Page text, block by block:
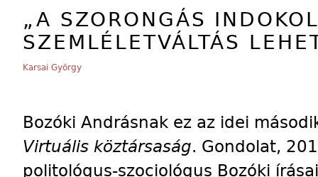
„A SZORONGÁS
SZEMLÉLETVÁLTÁS
Karsai György
Bozóki Andrásnak ez az idei
Virtuális köztársaság. Gondolat,
politológus-szociológus Bozóki